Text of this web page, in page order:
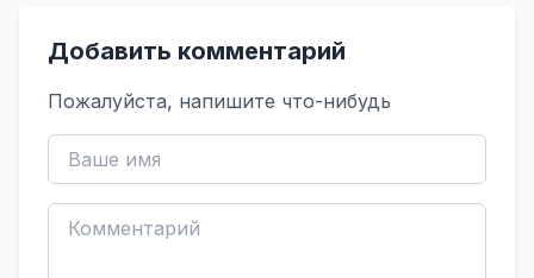
Добавить комментарий
Пожалуйста, напишите что-нибудь